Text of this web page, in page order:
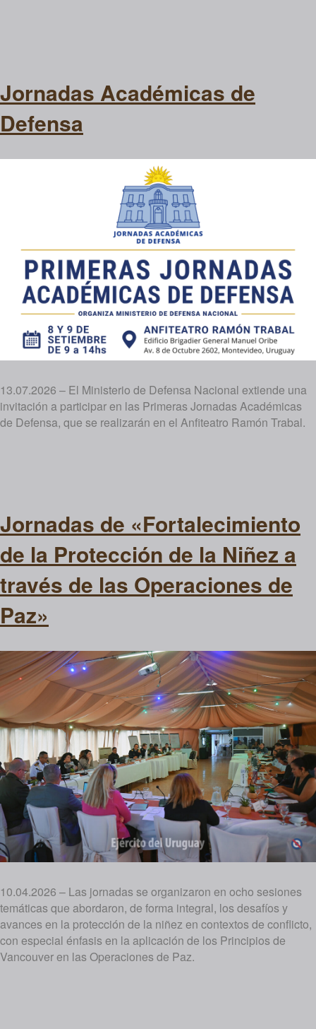
Jornadas Académicas de
Defensa
13.07.2026 – El Ministerio de Defensa Nacional extiende una
invitación a participar en las Primeras Jornadas Académicas
de Defensa, que se realizarán en el Anfiteatro Ramón Trabal.
Jornadas de «Fortalecimiento
de la Protección de la Niñez a
través de las Operaciones de
Paz»
10.04.2026 – Las jornadas se organizaron en ocho sesiones
temáticas que abordaron, de forma integral, los desafíos y
avances en la protección de la niñez en contextos de conflicto,
con especial énfasis en la aplicación de los Principios de
Vancouver en las Operaciones de Paz.